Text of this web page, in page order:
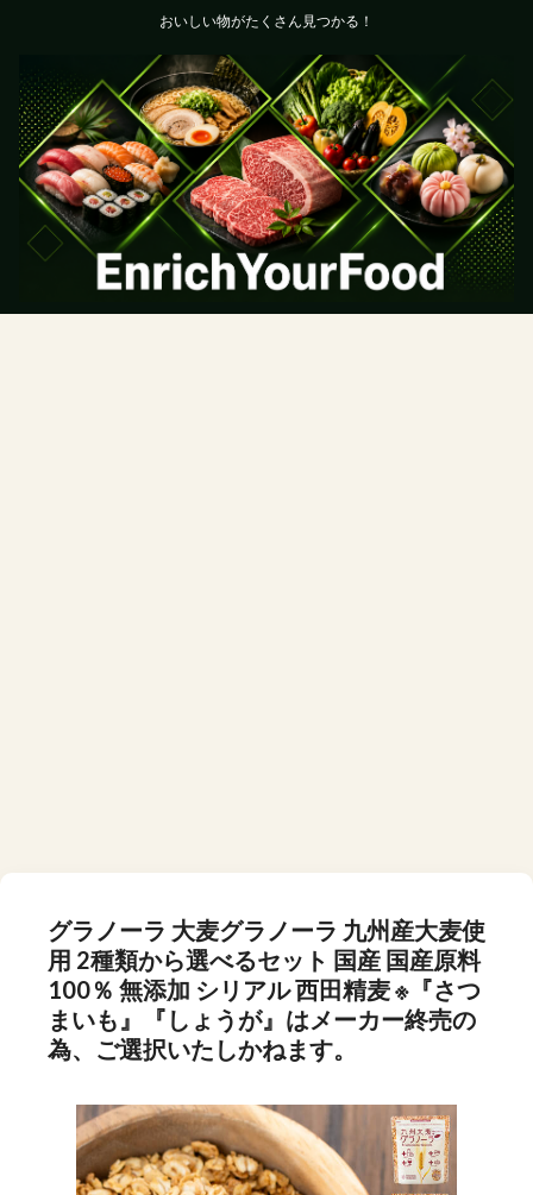
おいしい物がたくさん見つかる！
グラノーラ 大麦グラノーラ 九州産大麦使
用 2種類から選べるセット 国産 国産原料
100％ 無添加 シリアル 西田精麦 ※『さつ
まいも』『しょうが』はメーカー終売の
為、ご選択いたしかねます。